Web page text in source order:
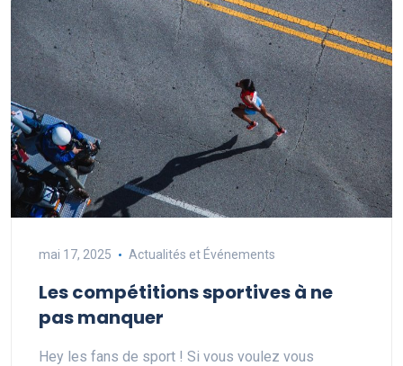
mai 17, 2025 Actualités et Événements
Les compétitions sportives à ne
pas manquer
Hey les fans de sport ! Si vous voulez vous